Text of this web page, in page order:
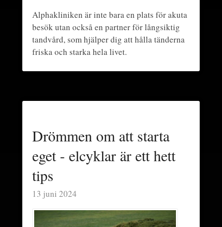
Alphakliniken är inte bara en plats för akuta
besök utan också en partner för långsiktig
tandvård, som hjälper dig att hålla tänderna
friska och starka hela livet.
Drömmen om att starta
eget - elcyklar är ett hett
tips
13 juni 2024